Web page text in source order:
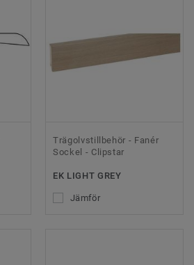
Trägolvstillbehör - Fanér
Sockel - Clipstar
EK LIGHT GREY
Jämför